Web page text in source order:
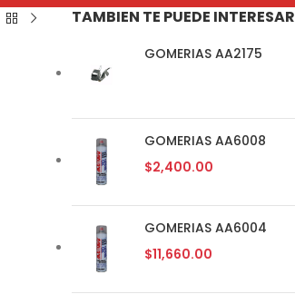
TAMBIEN TE PUEDE INTERESAR
GOMERIAS AA2175
GOMERIAS AA6008
$2,400.00
GOMERIAS AA6004
$11,660.00